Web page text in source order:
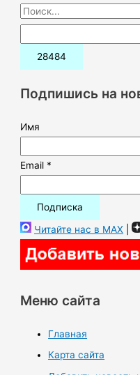
П
о
и
:Подпишись на
Имя
Email *
Читайте нас в MAX |
Меню сайта
Главная
Карта сайта